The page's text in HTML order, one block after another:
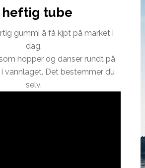
tube
gummi å få kjpt på market i
dag.
hopper og danser rundt på
vannlaget. Det bestemmer du
selv.